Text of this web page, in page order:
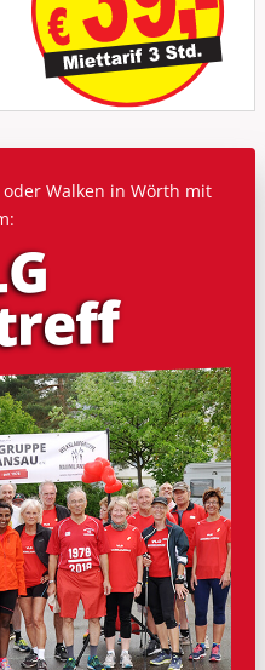
oder Walken in Wörth mit